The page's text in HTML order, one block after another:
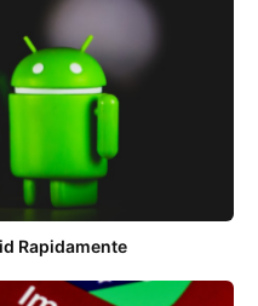
Rapidamente